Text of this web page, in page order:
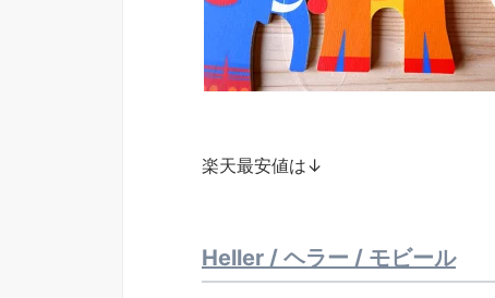
楽天最安値は↓
Heller / ヘラー / モビール